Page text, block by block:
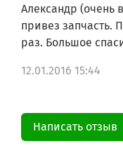
Александр (очень
привез запчасть.
раз. Большое
12.01.2016 15:44
Написать отзыв